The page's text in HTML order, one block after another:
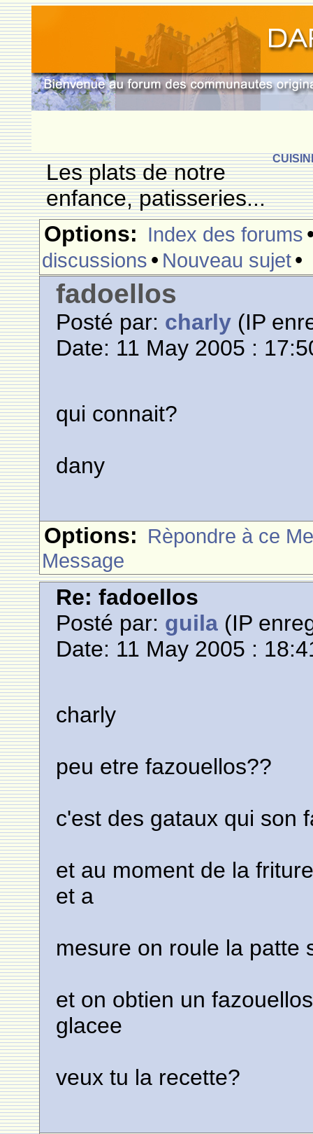
Les plats de notre
enfance, patisseries...
Options: Index des forums
discussions • Nouveau sujet•
fadoellos
Posté par: charly (IP
Date: 11 May 2005 :
qui connait?
dany
Options: Rèpondre à ce
Message
Re: fadoellos
Posté par: guila (IP
Date: 11 May 2005 :
charly
peu etre fazouellos??
c'est des gataux qui son
et au moment de la
et a
mesure on roule la patte
et on obtien un
glacee
veux tu la recette?